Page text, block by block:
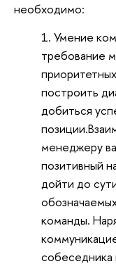
необходимо:
Умение
требование
построить
добиться
позиции.
менеджеру
позитивный
дойти до
команды.
собеседника